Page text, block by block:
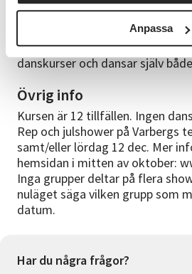
Anpassa
Om kursledarna
Kursen leds av Ester Werdin.
Dansstudion sen hon var liten,
danskurser och dansar själv
Övrig info
Kursen är 12 tillfällen. Ingen
Rep och julshower på Varbergs
samt/eller lördag 12 dec. Mer
hemsidan i mitten av oktober:
Inga grupper deltar på flera
nuläget säga vilken grupp som
datum.
Har du några frågor?